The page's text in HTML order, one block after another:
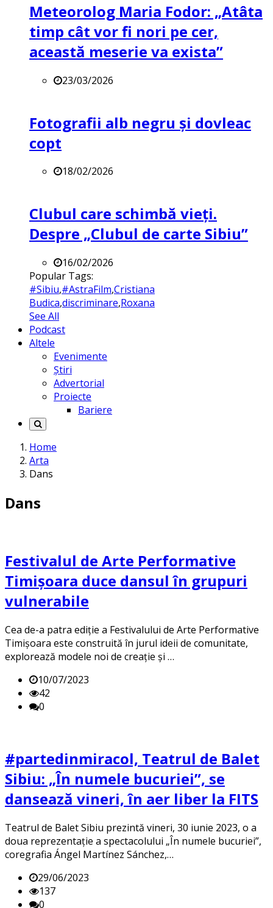
Meteorolog Maria Fodor: „Atâta
timp cât vor fi nori pe cer,
această meserie va exista”
23/03/2026
Fotografii alb negru și dovleac
copt
18/02/2026
Clubul care schimbă vieți.
Despre „Clubul de carte Sibiu”
16/02/2026
Popular Tags:
#Sibiu,#AstraFilm,Cristiana
Budica,discriminare,Roxana
See All
Podcast
Altele
Evenimente
Știri
Advertorial
Proiecte
Bariere
Home
Arta
Dans
Dans
Festivalul de Arte Performative
Timișoara duce dansul în grupuri
vulnerabile
Cea de-a patra ediție a Festivalului de Arte Performative
Timișoara este construită în jurul ideii de comunitate,
explorează modele noi de creație și …
10/07/2023
42
0
#partedinmiracol, Teatrul de Balet
Sibiu: „În numele bucuriei”, se
dansează vineri, în aer liber la FITS
Teatrul de Balet Sibiu prezintă vineri, 30 iunie 2023, o a
doua reprezentație a spectacolului „În numele bucuriei”,
coregrafia Ángel Martínez Sánchez,…
29/06/2023
137
0